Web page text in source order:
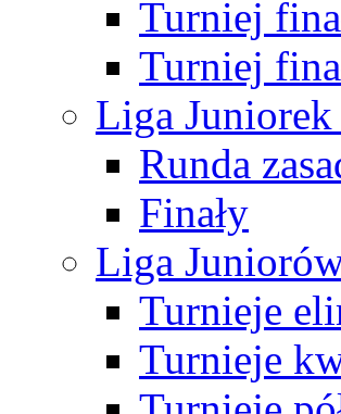
Turniej
Turniej
Liga
Runda
Finały
Liga
Turnieje
Turnieje